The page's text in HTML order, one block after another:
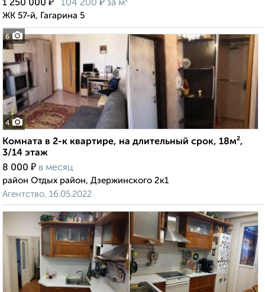
6
1 250 000 ₽ 104 200 ₽ за м²
ЖК 57-й, Гагарина 5
4
Комната в 2-к квартире, на длительный срок, 18м²,
3/14 этаж
8 000 ₽ в месяц
район Отдых район, Дзержинского 2к1
Агентство, 16.05.2022